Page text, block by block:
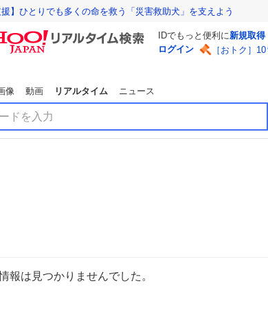
援】ひとりでも多くの命を救う「災害救助犬」を支えよう
IDでもっと便利に新規取得
ログイン
［おトク］
像 動画 リアルタイム ニュース
報は見つかりませんでした。